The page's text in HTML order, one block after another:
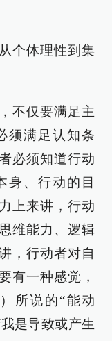
个体理性到集
不仅要满足主
须满足认知条
必须知道行动
身、行动的目
上来讲，行动
维能力、逻辑
，行动者对自
有一种感觉，
）所说的“能动
是导致或产生